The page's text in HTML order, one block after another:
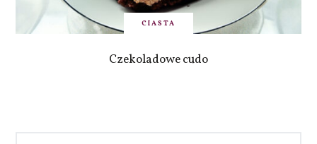
CIASTA
Czekoladowe cudo